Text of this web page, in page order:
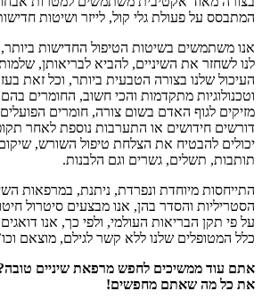
המתבסס על פעולת גלי קול, לייזר ושיטות
אנו משתמשים בשיטות הטיפול החדישות ביותר,
לנו לשחזר את השיניים, להביא לבריאותן,
העיכול שלנו בצורה הטבעית ביותר, וכל זאת
וטכנולוגיות מתקדמות והכי חשוב, החומרים
מזיקים לגוף האדם בשום צורה, חומרים הפועלים
דורשים חידושים או התערבות נוספת לאחר
יכולים להבטיח את הצלחת טיפול השורש, שיקום
תותבות, תשלים, גשרים וגם הלבנות.
התייחסות מיוחדת ונפרדת, ניתנת, במרפאות
הסטריליות והסדר בהן, אנו מבצעים סיטרול
על פי תקן הבריאות העולמי, ולפי כך, אנו
כלל המטופלים שלנו ללא קשר לגילם, מוצאם
אתם עוד ממשיכים לחפש מרפאת שיניים
את כל מה שאתם מחפשים!